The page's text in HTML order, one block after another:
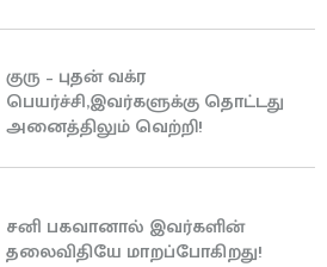
குரு – புதன் வக்ர
பெயர்ச்சி,இவர்களுக்கு தொட்டது
அனைத்திலும் வெற்றி!
சனி பகவானால் இவர்களின்
தலைவிதியே மாறப்போகிறது!